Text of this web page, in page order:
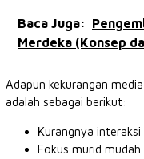
Baca Juga:
Merdeka (Konsep
Adapun kekurangan
adalah sebagai berikut:
Kurangnya
Fokus murid